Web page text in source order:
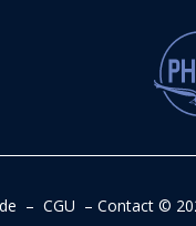
– CGU – Contact©